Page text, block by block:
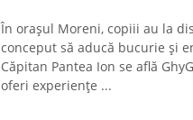
În orașul Moreni, copiii au la
conceput să aducă bucurie și
Căpitan Pantea Ion se află
oferi experiențe ...